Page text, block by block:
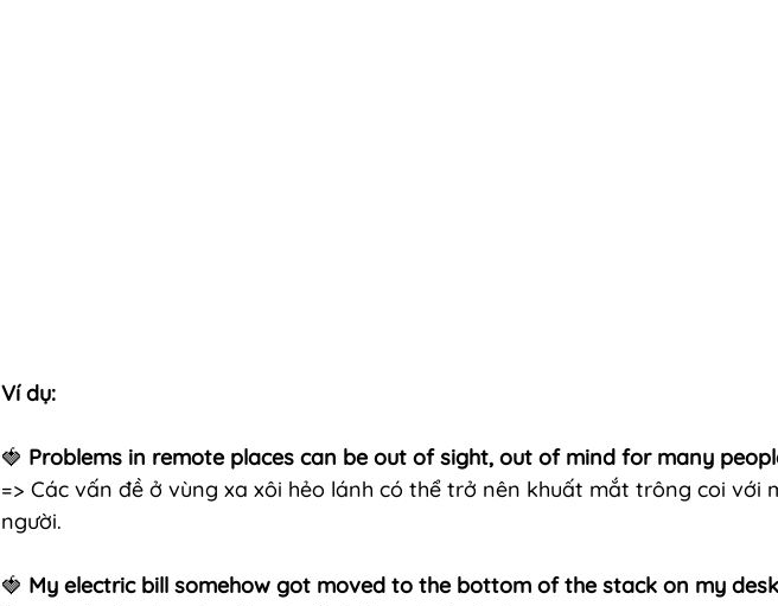
Ví dụ:
🍓 Problems in remote places can be out of sight, out of mind for many
=> Các vấn đề ở vùng xa xôi hẻo lánh có thể trở nên khuất mắt trông coi với
người.
🍓 My electric bill somehow got moved to the bottom of the stack on my